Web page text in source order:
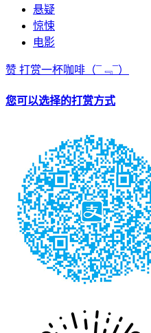
悬疑
惊悚
电影
赞 打赏一杯咖啡 （¯﹃¯）
您可以选择的打赏方式